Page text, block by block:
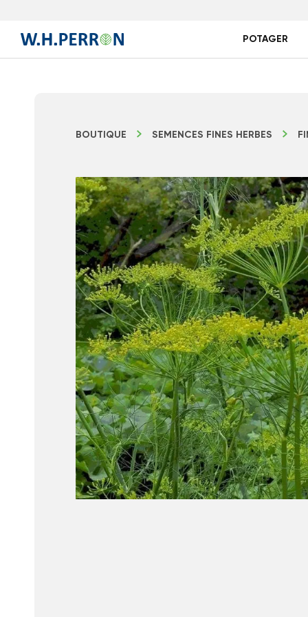
POTAGER
BOUTIQUE SEMENCES FINES HERBES